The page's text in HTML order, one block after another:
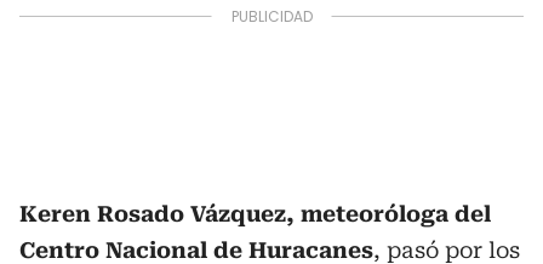
Keren Rosado Vázquez, meteoróloga del
Centro Nacional de Huracanes, pasó por los